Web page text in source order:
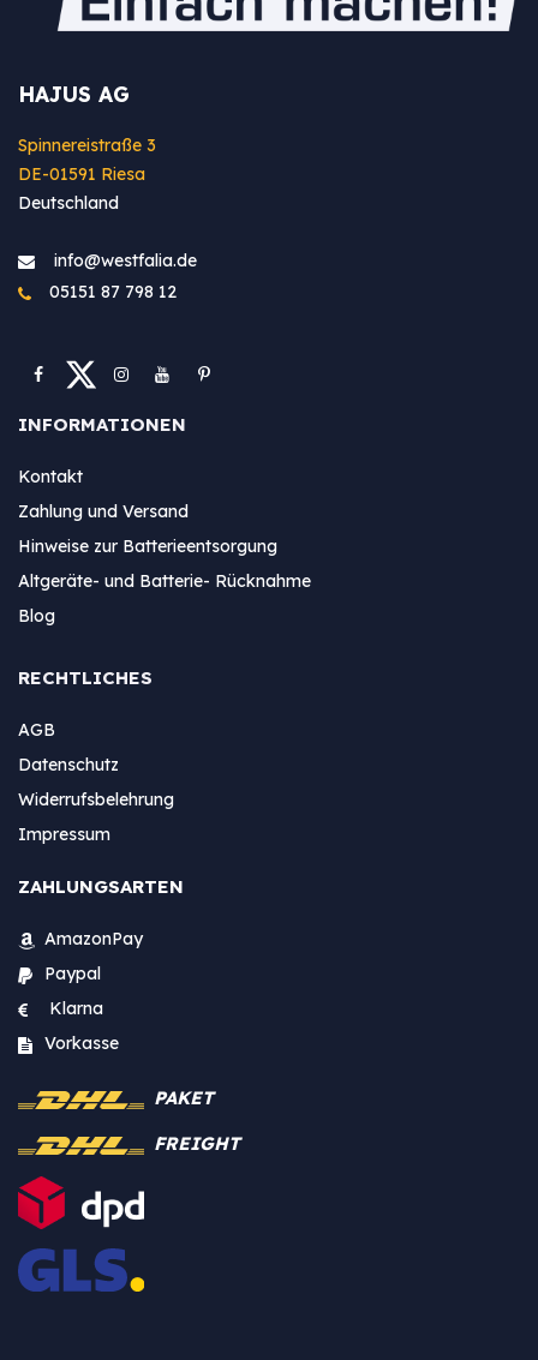
HAJUS AG
Spinnereistraße 3
DE-01591 Riesa
Deutschland
info@westfa​lia.de
05151 87 798 12
INFORMATIONEN
Kontakt
Zahlung und Versand
Hinweise zur Batterieentsorgung
Altgeräte- und Batterie- Rücknahme
Blog
RECHTLICHES
AGB
Datenschutz
Widerrufsbelehrung
Impressum
ZAHLUNGSARTEN
AmazonPay
Paypal
Klarna
Vorkasse
PAKET
FREIGHT